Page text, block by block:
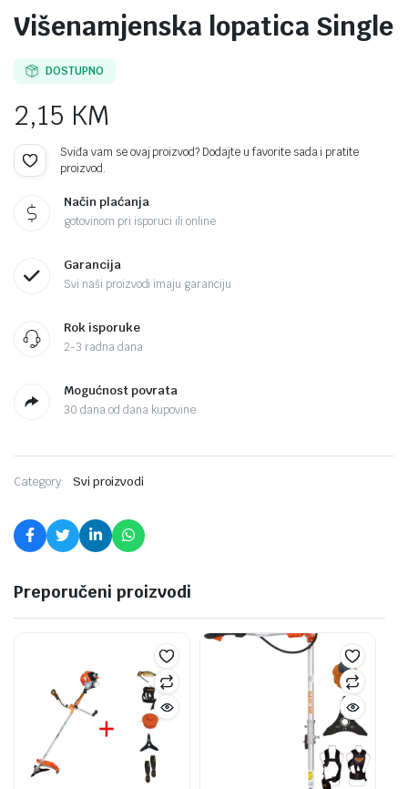
Višenamjenska lopatica Single
DOSTUPNO
2,15 KM
Sviđa vam se ovaj proizvod? Dodajte u favorite sada i pratite
proizvod.
Način plaćanja
gotovinom pri isporuci ili online
Garancija
Svi naši proizvodi imaju garanciju
Rok isporuke
2-3 radna dana
Mogućnost povrata
30 dana od dana kupovine
Category: Svi proizvodi
Preporučeni proizvodi